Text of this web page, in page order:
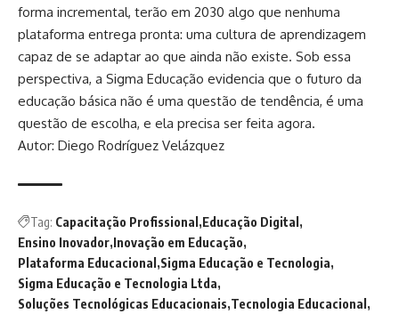
forma incremental, terão em 2030 algo que nenhuma
plataforma entrega pronta: uma cultura de aprendizagem
capaz de se adaptar ao que ainda não existe. Sob essa
perspectiva, a Sigma Educação evidencia que o futuro da
educação básica não é uma questão de tendência, é uma
questão de escolha, e ela precisa ser feita agora.
Autor: Diego Rodríguez Velázquez
Tag: Capacitação Profissional
Educação Digital
Ensino Inovador Inovação em Educação
Plataforma Educacional Sigma Educação e Tecnologia
Sigma Educação e Tecnologia Ltda
Soluções Tecnológicas Educacionais Tecnologia Educacional